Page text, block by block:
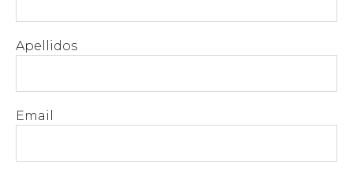
Apellidos
Email